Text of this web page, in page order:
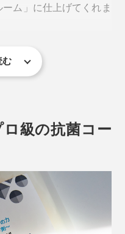
ム」に仕上げてくれま
む
級の抗菌コー